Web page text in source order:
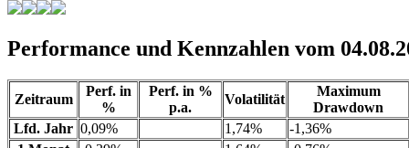
Performance und Kennzahlen vom
Zeitraum
Perf. in
%
Perf. in %
p.a.
Volatilität
Maximum
Drawdown
Lfd. Jahr 0,09% 1,74%
-1,36%